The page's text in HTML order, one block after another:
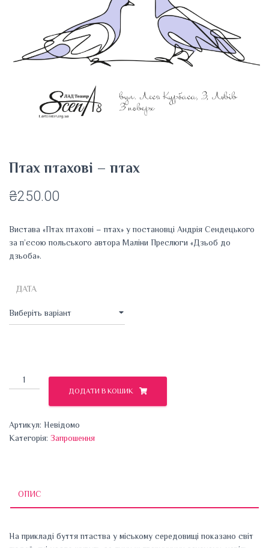
Птах птахові – птах
₴250.00
Вистава «Птах птахові – птах» у постановці Андрія Сендецького
за п’єсою польського автора Маліни Преслюги «Дзьоб до
дзьоба».
ДАТА
Птах
птахові
кількість
ДОДАТИ В КОШИК
Артикул: Невідомо
Категорія: Запрошення
ОПИС
На прикладі буття птаства у міському середовищі показано світ